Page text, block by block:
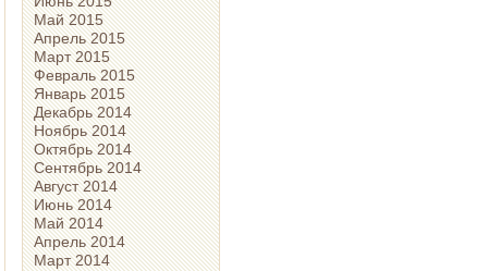
Май 2015
Апрель 2015
Март 2015
Февраль 2015
Январь 2015
Декабрь 2014
Ноябрь 2014
Октябрь 2014
Сентябрь 2014
Август 2014
Июнь 2014
Май 2014
Апрель 2014
Март 2014